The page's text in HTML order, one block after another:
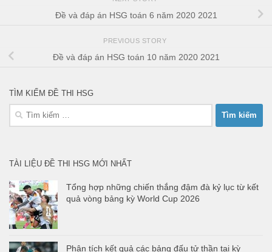
Đề và đáp án HSG toán 6 năm 2020 2021
PREVIOUS STORY
Đề và đáp án HSG toán 10 năm 2020 2021
TÌM KIẾM ĐỀ THI HSG
Tìm
TÀI LIỆU ĐỀ THI HSG MỚI NHẤT
Tổng hợp những chiến thắng đậm đà kỷ lục từ kết
quả vòng bảng kỳ World Cup 2026
Phân tích kết quả các bảng đấu tử thần tại kỳ